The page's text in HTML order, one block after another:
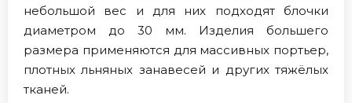
небольшой вес и для них подходят блочки
диаметром до 30 мм. Изделия большего
размера применяются для массивных портьер,
плотных льняных занавесей и других тяжёлых
тканей.